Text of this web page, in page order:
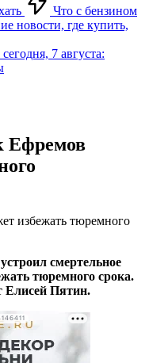
Что с бензином
новости, где купить,
7 августа:
Ефремов
избежать тюремного
смертельное
тюремного срока.
Елисей Пятин.